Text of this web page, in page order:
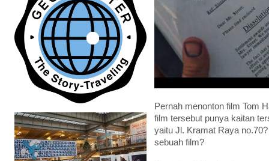
Pernah menonton film Tom
film tersebut punya kaitan
yaitu Jl. Kramat Raya
sebuah film?